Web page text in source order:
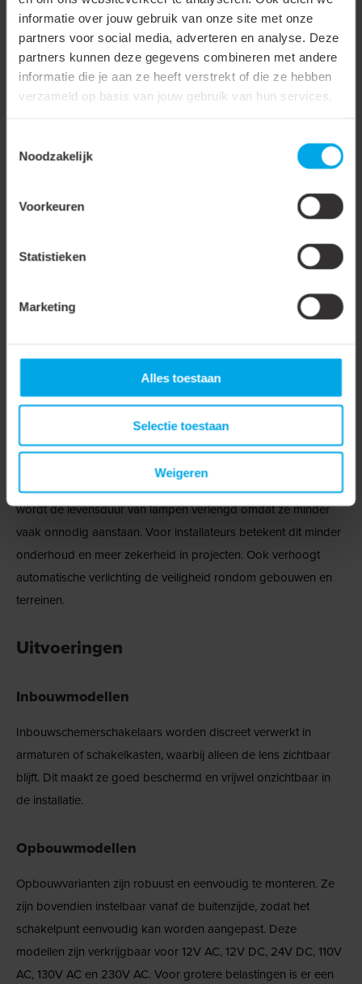
informatie over jouw gebruik van onze site met onze
partners voor social media, adverteren en analyse. Deze
partners kunnen deze gegevens combineren met andere
informatie die je aan ze heeft verstrekt of die ze hebben
verzameld op basis van jouw gebruik van hun services.
Noodzakelijk
Voorkeuren
Statistieken
Marketing
Alles toestaan
Selectie toestaan
Weigeren
12
Op zoek naar andere producten?
Sensoren
De basis van een schemerschakelaar is een lichtsensor die
continu de hoeveelheid omgevingslicht meet. Zodra het niveau
onder een ingestelde waarde komt, schakelt de verlichting
automatisch aan. Stijgt het lichtniveau weer, dan schakelt de
verlichting uit. De schemerschakelaars van Lumiko, onderdeel
ledverlichting langdurig betrouwbaar functioneren.
Voordelen voor professionals
Het gebruik van schemerschakelaars levert meerdere
voordelen op. De verlichting brandt alleen wanneer dat nodig
is, waardoor energieverbruik en kosten dalen. Daarnaast
wordt de levensduur van lampen verlengd omdat ze minder
vaak onnodig aanstaan. Voor installateurs betekent dit minder
onderhoud en meer zekerheid in projecten. Ook verhoogt
automatische verlichting de veiligheid rondom gebouwen en
terreinen.
Uitvoeringen
Inbouwmodellen
Inbouwschemerschakelaars worden discreet verwerkt in
armaturen of schakelkasten, waarbij alleen de lens zichtbaar
blijft. Dit maakt ze goed beschermd en vrijwel onzichtbaar in
de installatie.
Opbouwmodellen
Opbouwvarianten zijn robuust en eenvoudig te monteren. Ze
zijn bovendien instelbaar vanaf de buitenzijde, zodat het
schakelpunt eenvoudig kan worden aangepast. Deze
modellen zijn verkrijgbaar voor 12V AC, 12V DC, 24V DC, 110V
AC, 130V AC en 230V AC. Voor grotere belastingen is er een